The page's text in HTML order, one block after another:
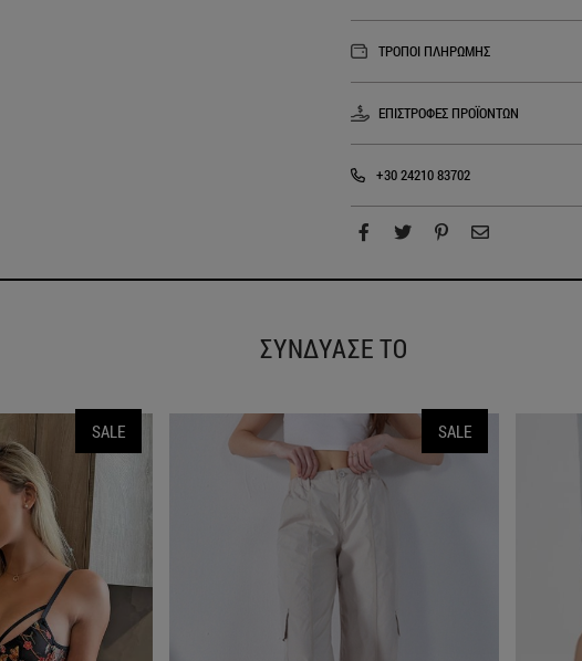
ΤΡΟΠΟΙ ΠΛΗΡΩΜΗΣ
ΕΠΙΣΤΡΟΦΕΣ ΠΡΟΪΟΝΤΩΝ
+30 24210 83702
ΣΥΝΔΥΑΣΕ ΤΟ
SALE SALE